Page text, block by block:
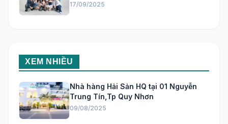
17/09/2025
XEM NHIỀU
Nhà hàng Hải Sản HQ tại 01 Nguyễn
Trung Tín,Tp Quy Nhơn
09/08/2025